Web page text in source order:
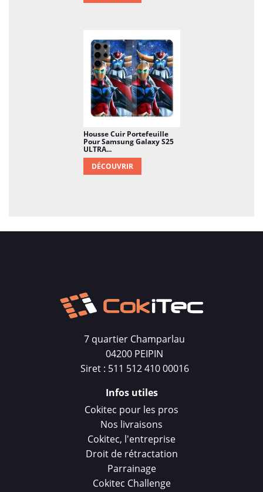
Housse Cuir Portefeuille
Pour Samsung Galaxy S25
ULTRA...
DÉCOUVRIR
7 quartier Champarlau
04200 PEIPIN
Siret : 511 512 410 00016
Infos utiles
Cokitec pour les pros
Nos livraisons
Cokitec, l'entreprise
Droit de rétractation
Parrainage
Cokitec Challenge